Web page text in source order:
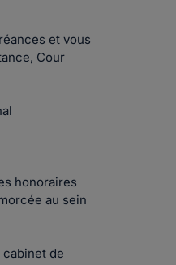
et vous
Cour
honoraires
au sein
de